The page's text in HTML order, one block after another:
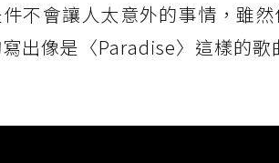
不會讓人太意外的事情，雖
出像是〈Paradise〉這樣的歌